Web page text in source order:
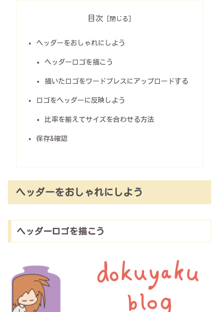
目次
ヘッダーをおしゃれにしよう
ヘッダーロゴを描こう
描いたロゴをワードプレスにアップロードする
ロゴをヘッダーに反映しよう
比率を揃えてサイズを合わせる方法
保存&確認
ヘッダーをおしゃれにしよう
ヘッダーロゴを描こう